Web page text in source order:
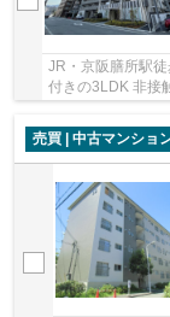
JR・京阪膳所駅
付きの3LDK 非
売買 | 中古マンショ